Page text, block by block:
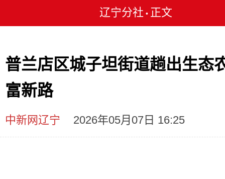
辽宁分社 • 正文
普兰店区城子坦街道趟出生态
富新路
中新网辽宁 2026年05月07日 16:25